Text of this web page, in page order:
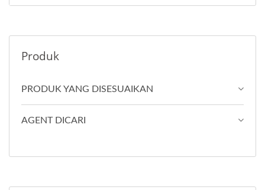
Produk
PRODUK YANG DISESUAIKAN
AGENT DICARI